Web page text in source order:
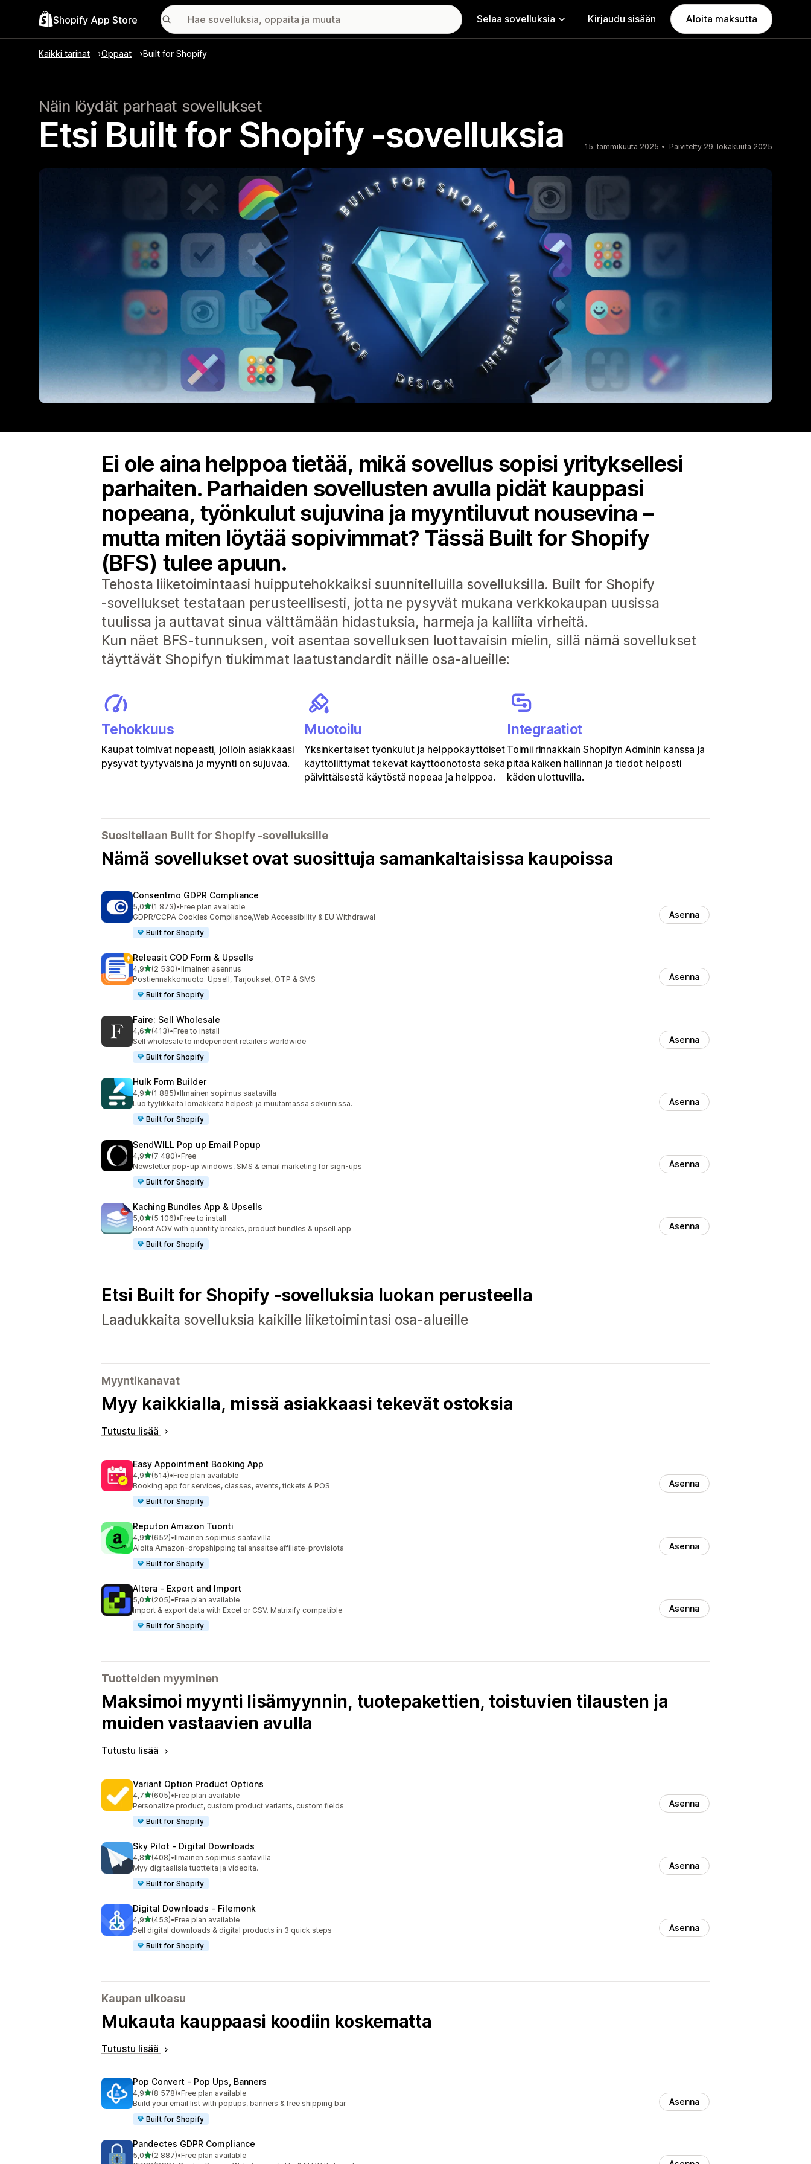
Shopify App Store Selaa sovelluksia Kirjaudu sisään Aloita maksutta
Kaikki tarinat Oppaat Built for Shopify
Näin löydät parhaat sovellukset
Etsi Built for Shopify ‑sovelluksia 15. tammikuuta 2025 Päivitetty 29. lokakuuta 2025
Ei ole aina helppoa tietää, mikä sovellus sopisi yrityksellesi
parhaiten. Parhaiden sovellusten avulla pidät kauppasi
nopeana, työnkulut sujuvina ja myyntiluvut nousevina –
mutta miten löytää sopivimmat? Tässä Built for Shopify
(BFS) tulee apuun.
Tehosta liiketoimintaasi huipputehokkaiksi suunnitelluilla sovelluksilla. Built for Shopify
‑sovellukset testataan perusteellisesti, jotta ne pysyvät mukana verkkokaupan uusissa
tuulissa ja auttavat sinua välttämään hidastuksia, harmeja ja kalliita virheitä.
Kun näet BFS-tunnuksen, voit asentaa sovelluksen luottavaisin mielin, sillä nämä sovellukset
täyttävät Shopifyn tiukimmat laatustandardit näille osa-alueille:
Tehokkuus
Kaupat toimivat nopeasti, jolloin asiakkaasi
pysyvät tyytyväisinä ja myynti on sujuvaa.
Muotoilu
Yksinkertaiset työnkulut ja helppokäyttöiset
käyttöliittymät tekevät käyttöönotosta sekä
päivittäisestä käytöstä nopeaa ja helppoa.
Integraatiot
Toimii rinnakkain Shopifyn Adminin kanssa ja
pitää kaiken hallinnan ja tiedot helposti
käden ulottuvilla.
Suositellaan Built for Shopify ‑sovelluksille
Nämä sovellukset ovat suosittuja samankaltaisissa kaupoissa
Consentmo GDPR Compliance
5,0/ 5 tähteä
(1 873)
1873 arvostelua yhteensä
•Free plan available
GDPR/CCPA Cookies Compliance,Web Accessibility & EU Withdrawal
Built for Shopify
Asenna
Releasit COD Form & Upsells
4,9/ 5 tähteä
(2 530)
2530 arvostelua yhteensä
•Ilmainen asennus
Postiennakkomuoto: Upsell, Tarjoukset, OTP & SMS
Built for Shopify
Asenna
Faire: Sell Wholesale
4,6/ 5 tähteä
(413)
413 arvostelua yhteensä
•Free to install
Sell wholesale to independent retailers worldwide
Built for Shopify
Asenna
Hulk Form Builder
4,9/ 5 tähteä
(1 885)
1885 arvostelua yhteensä
•Ilmainen sopimus saatavilla
Luo tyylikkäitä lomakkeita helposti ja muutamassa sekunnissa.
Built for Shopify
Asenna
SendWILL Pop up Email Popup
4,9/ 5 tähteä
(7 480)
7480 arvostelua yhteensä
•Free
Newsletter pop-up windows, SMS & email marketing for sign-ups
Built for Shopify
Asenna
Kaching Bundles App & Upsells
5,0/ 5 tähteä
(5 106)
5106 arvostelua yhteensä
•Free to install
Boost AOV with quantity breaks, product bundles & upsell app
Built for Shopify
Asenna
Etsi Built for Shopify ‑sovelluksia luokan perusteella
Laadukkaita sovelluksia kaikille liiketoimintasi osa-alueille
Myyntikanavat
Myy kaikkialla, missä asiakkaasi tekevät ostoksia
Tutustu lisää
Easy Appointment Booking App
4,9/ 5 tähteä
(514)
514 arvostelua yhteensä
•Free plan available
Booking app for services, classes, events, tickets & POS
Built for Shopify
Asenna
Reputon Amazon Tuonti
4,9/ 5 tähteä
(652)
652 arvostelua yhteensä
•Ilmainen sopimus saatavilla
Aloita Amazon-dropshipping tai ansaitse affiliate-provisiota
Built for Shopify
Asenna
Altera ‑ Export and Import
5,0/ 5 tähteä
(205)
205 arvostelua yhteensä
•Free plan available
Import & export data with Excel or CSV. Matrixify compatible
Built for Shopify
Asenna
Tuotteiden myyminen
Maksimoi myynti lisämyynnin, tuotepakettien, toistuvien tilausten ja
muiden vastaavien avulla
Tutustu lisää
Variant Option Product Options
4,7/ 5 tähteä
(605)
605 arvostelua yhteensä
•Free plan available
Personalize product, custom product variants, custom fields
Built for Shopify
Asenna
Sky Pilot ‑ Digital Downloads
4,8/ 5 tähteä
(408)
408 arvostelua yhteensä
•Ilmainen sopimus saatavilla
Myy digitaalisia tuotteita ja videoita.
Built for Shopify
Asenna
Digital Downloads ‑ Filemonk
4,9/ 5 tähteä
(453)
453 arvostelua yhteensä
•Free plan available
Sell digital downloads & digital products in 3 quick steps
Built for Shopify
Asenna
Kaupan ulkoasu
Mukauta kauppaasi koodiin koskematta
Tutustu lisää
Pop Convert ‑ Pop Ups, Banners
4,9/ 5 tähteä
(8 578)
8578 arvostelua yhteensä
•Free plan available
Build your email list with popups, banners & free shipping bar
Built for Shopify
Asenna
Pandectes GDPR Compliance
5,0/ 5 tähteä
(2 887)
2887 arvostelua yhteensä
•Free plan available